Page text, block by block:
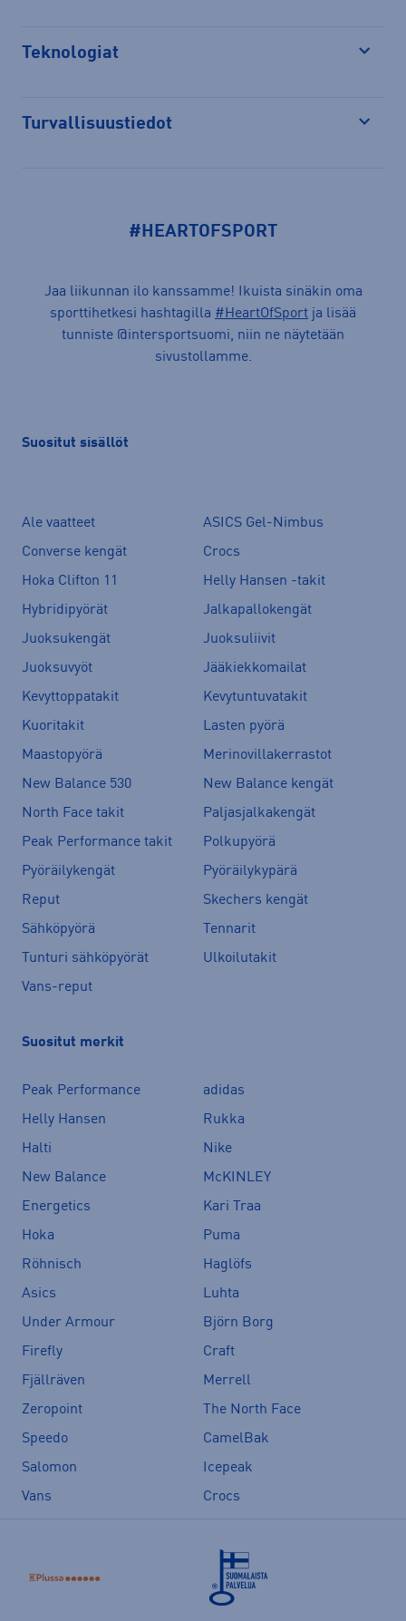
Teknologiat
Turvallisuustiedot
#HEARTOFSPORT
Jaa liikunnan ilo kanssamme! Ikuista sinäkin oma
sporttihetkesi hashtagilla #HeartOfSport ja lisää
tunniste @intersportsuomi, niin ne näytetään
sivustollamme.
Suositut sisällöt
Ale vaatteet
ASICS Gel-Nimbus
Converse kengät
Crocs
Hoka Clifton 11
Helly Hansen -takit
Hybridipyörät
Jalkapallokengät
Juoksukengät
Juoksuliivit
Juoksuvyöt
Jääkiekkomailat
Kevyttoppatakit
Kevytuntuvatakit
Kuoritakit
Lasten pyörä
Maastopyörä
Merinovillakerrastot
New Balance 530
New Balance kengät
North Face takit
Paljasjalkakengät
Peak Performance takit
Polkupyörä
Pyöräilykengät
Pyöräilykypärä
Reput
Skechers kengät
Sähköpyörä
Tennarit
Tunturi sähköpyörät
Ulkoilutakit
Vans-reput
Suositut merkit
Peak Performance
adidas
Helly Hansen
Rukka
Halti
Nike
New Balance
McKINLEY
Energetics
Kari Traa
Hoka
Puma
Röhnisch
Haglöfs
Asics
Luhta
Under Armour
Björn Borg
Firefly
Craft
Fjällräven
Merrell
Zeropoint
The North Face
Speedo
CamelBak
Salomon
Icepeak
Vans
Crocs